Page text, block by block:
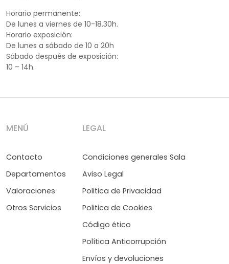
Horario permanente:
De lunes a viernes de 10-18.30h.
Horario exposición:
De lunes a sábado de 10 a 20h
Sábado después de exposición:
10 – 14h.
MENÚ
Contacto
Departamentos
Valoraciones
Otros Servicios
LEGAL
Condiciones generales Sala
Aviso Legal
Politica de Privacidad
Politica de Cookies
Código ético
Política Anticorrupción
Envíos y devoluciones